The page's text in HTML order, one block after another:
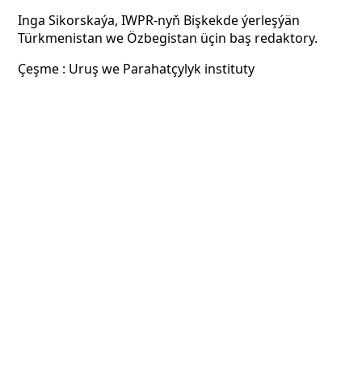
Inga Sikorskaýa, IWPR-nyň Bişkekde ýerleşýän
Türkmenistan we Özbegistan üçin baş redaktory.
Çeşme : Uruş we Parahatçylyk instituty